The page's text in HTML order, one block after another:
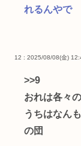
れるんやで
12 : 2025/08/08(金)
>>9
おれは各々
うちはなん
の団